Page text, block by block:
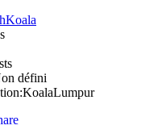
défini
KoalaLumpur